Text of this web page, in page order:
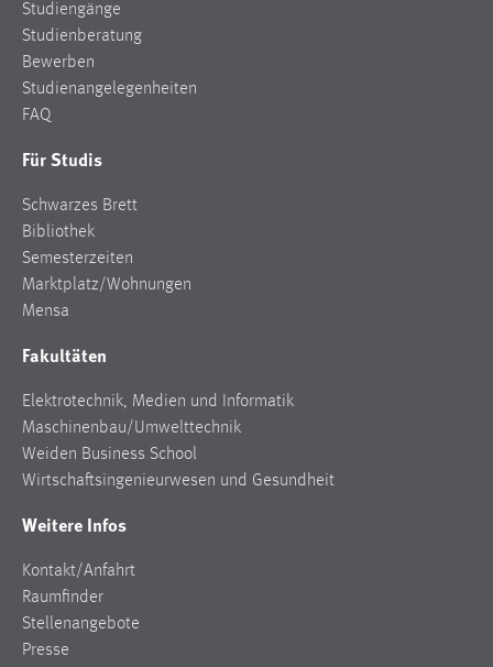
Studiengänge
Studienberatung
Bewerben
Studienangelegenheiten
FAQ
Für Studis
Schwarzes Brett
Bibliothek
Semesterzeiten
Marktplatz/Wohnungen
Mensa
Fakultäten
Elektrotechnik, Medien und Informatik
Maschinenbau/Umwelttechnik
Weiden Business School
Wirtschaftsingenieurwesen und Gesundheit
Weitere Infos
Kontakt/Anfahrt
Raumfinder
Stellenangebote
Presse